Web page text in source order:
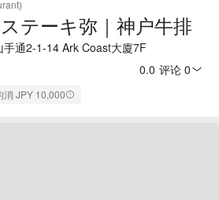
テーキ弥｜神户牛排
通2-1-14 Ark Coast大廈7F
0.0 评论 0
消 JPY 10,000